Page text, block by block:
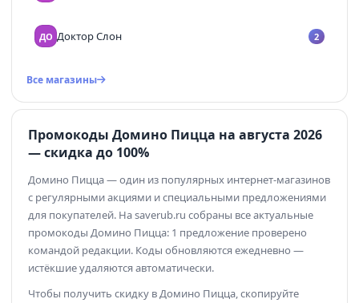
ДО Доктор Слон 2
Все магазины
Промокоды Домино Пицца на августа 2026
— скидка до 100%
Домино Пицца — один из популярных интернет-магазинов
с регулярными акциями и специальными предложениями
для покупателей. На saverub.ru собраны все актуальные
промокоды Домино Пицца: 1 предложение проверено
командой редакции. Коды обновляются ежедневно —
истёкшие удаляются автоматически.
Чтобы получить скидку в Домино Пицца, скопируйте